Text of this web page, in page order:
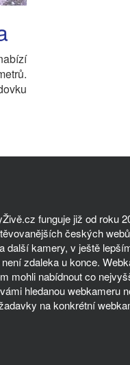
funguje již od roku
českých
další kamery, v ještě
zdaleka u konce.
mohli nabídnout co
hledanou webkameru
na konkrétní